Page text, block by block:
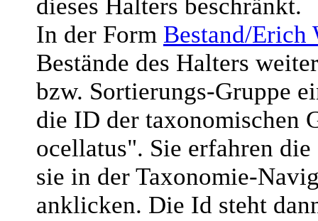
dieses Halters beschränkt.
In der Form Bestand/Erich
Bestände des Halters
bzw. Sortierungs-Gruppe
die ID der taxonomischen
ocellatus". Sie erfahren
sie in der Taxonomie-
anklicken. Die Id steht